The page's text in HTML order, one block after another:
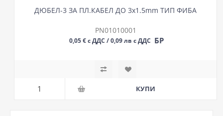
ДЮБЕЛ-3 ЗА ПЛ.КАБЕЛ ДО 3х1.5mm ТИП ФИБА
PN01010001
0,05 € с ДДС / 0,09 лв с ДДС БР